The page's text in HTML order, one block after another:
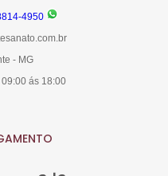
4950
- MG
ás 18:00